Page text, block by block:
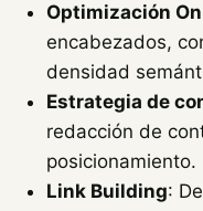
Optimización
encabezados,
densidad
Estrategia de
redacción de
posicionamiento.
Link Building: